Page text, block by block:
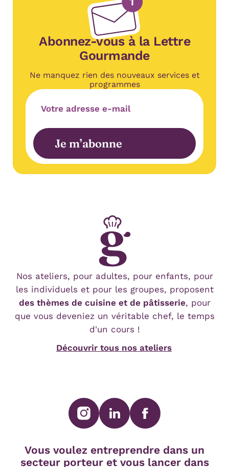
Abonnez-vous à la Lettre
Gourmande
Ne manquez rien des nouveaux services et
programmes
Adresse e-mail
Je m’abonne
Nos ateliers, pour adultes, pour enfants, pour
les individuels et pour les groupes, proposent
des thèmes de cuisine et de pâtisserie, pour
que vous deveniez un véritable chef, le temps
d'un cours !
Découvrir tous nos ateliers
SUIVEZ-NOUS SUR
Vous voulez entreprendre dans un
secteur porteur et vous lancer dans